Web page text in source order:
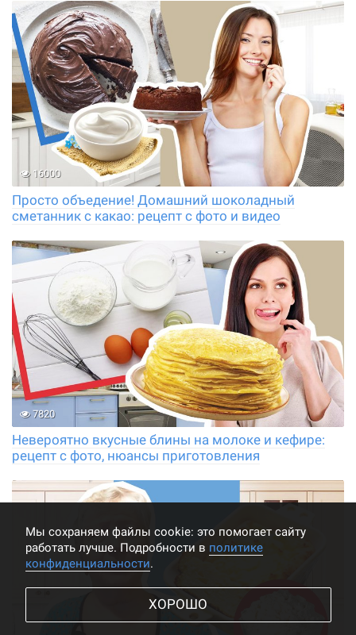
16000
Просто объедение! Домашний шоколадный
сметанник с какао: рецепт с фото и видео
7820
Невероятно вкусные блины на молоке и кефире:
рецепт с фото, нюансы приготовления
Мы cохраняем файлы cookie: это помогает сайту
работать лучше. Подробности в политике
конфиденциальности.
ХОРОШО